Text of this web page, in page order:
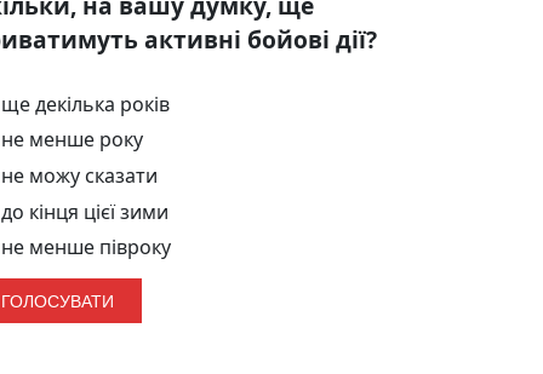
активні бойові дії?
ще декілька років
не менше року
не можу сказати
до кінця цієї зими
не менше півроку